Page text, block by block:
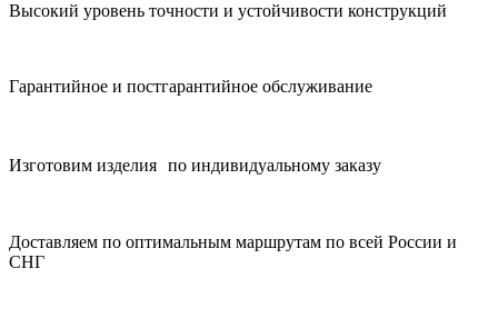
Высокий уровень точности и устойчивости конструкций
Гарантийное и постгарантийное обслуживание
Изготовим изделия по индивидуальному заказу
Доставляем по оптимальным маршрутам по всей России и
СНГ